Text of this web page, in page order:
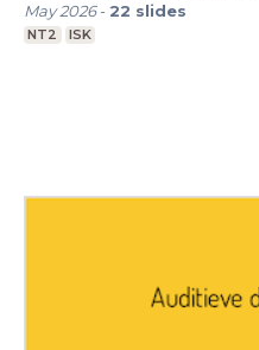
May 2026- 22 slides
NT2 ISK